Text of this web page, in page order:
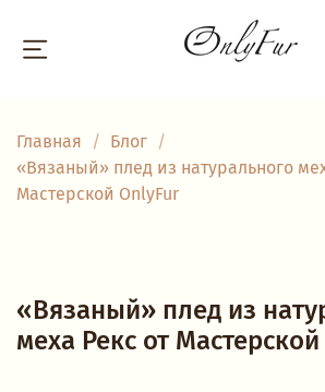
Главная
Блог
«Вязаный» плед из натурального
Мастерской OnlyFur
«Вязаный» плед из
меха Рекс от